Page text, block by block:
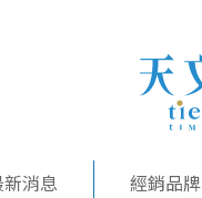
消息 經銷品牌